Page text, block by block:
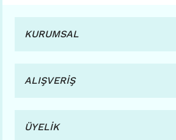
KURUMSAL
ALIŞVERİŞ
ÜYELİK